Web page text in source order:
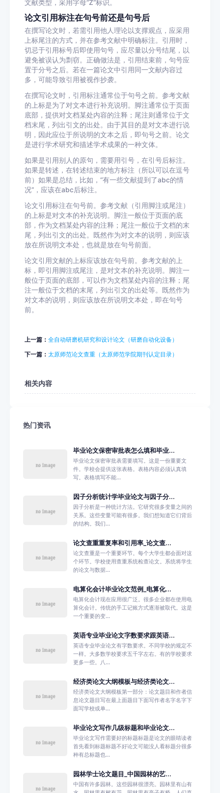
文献类型，采用字母“Z”标识。
论文引用标注在句号前还是句号后
在撰写论文时，若需引用他人理论以支撑观点，应采用
上标尾注的方式，并在参考文献中明确标注。引用时，
切忌于引用标号后即使用句号，应尽量以分号结尾，以
避免被误认为剽窃。正确做法是，引用结束前，句号应
置于分号之后。若在一篇论文中引用同一文献内容过
多，可能导致引用被视作抄袭。
在撰写论文时，引用标注通常位于句号之前。参考文献
的上标是为了对文本进行补充说明。脚注通常位于页面
底部，提供对文档某处内容的注释；尾注则通常位于文
档末尾，列出引文的出处。由于其目的是对文本进行说
明，因此应位于所说明的文本之后，即句号之前。论文
是进行学术研究和描述学术成果的一种文体。
如果是引用别人的原句，需要用引号，在引号后标注。
如果是转述，在转述结束的地方标注（所以可以在逗号
前）如果是总结，比如，“有一些文献提到了abc的情
况”，应该在abc后标注。
论文引用标注在句号前。参考文献（引用脚注或尾注）
的上标是对文本的补充说明。脚注一般位于页面的底
部，作为文档某处内容的注释；尾注一般位于文档的末
尾，列出引文的出处。既然作为对文本的说明，则应该
放在所说明文本处，也就是放在句号前面。
论文引用文献的上标应该放在句号前。参考文献的上
标，即引用脚注或尾注，是对文本的补充说明。脚注一
般位于页面的底部，可以作为文档某处内容的注释；尾
注一般位于文档的末尾，列出引文的出处等。既然作为
对文本的说明，则应该放在所说明文本处，即在句号
前。
上一篇： 全自动研磨机研究和设计论文（研磨自动化设备）
下一篇： 太原师范论文查重（太原师范学院期刊认定目录）
相关内容
热门资讯
毕业论文保密审批表怎么填和毕业...
毕业论文保密审批表需要填写。这是一份重要文
件。学校会提供这张表格。表格内容必须认真填
写。表格填写不能...
因子分析统计学毕业论文与因子分...
因子分析是一种统计方法。它研究很多变量之间的
关系。这些变量可能有很多。我们想知道它们背后
的结构。我们...
论文查重重复率和引用率_论文查...
论文查重是一个重要环节。每个大学生都会面对这
个环节。学校使用查重系统检查论文。系统将学生
的论文与数据...
电算化会计毕业论文范例_电算化...
电算化会计现在应用很广泛。很多企业都在使用电
算化会计。传统的手工记账方式逐渐被取代。这是
一个重要的变...
英语专业毕业论文字数要求跟英语...
英语专业毕业论文有字数要求。不同学校的规定不
一样。大多数学校要求五千字左右。有的学校要求
更多一些。八...
经济类论文大纲模板与经济类论文...
经济类论文大纲模板第一部分：论文题目和作者信
息论文题目写在最上面题目下面写作者名字名字下
面写学校或单...
毕业论文写作几级标题和毕业论文...
毕业论文写作需要好的标题标题是论文的眼睛读者
首先看到标题标题不好论文可能没人看标题分很多
种有总标题也...
园林学士论文题目_中国园林的艺...
中国有许多园林。这些园林很漂亮。园林里有山有